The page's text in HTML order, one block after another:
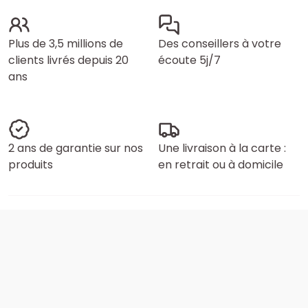
Plus de 3,5 millions de
clients livrés depuis 20
ans
Des conseillers à votre
écoute 5j/7
2 ans de garantie sur nos
produits
Une livraison à la carte :
en retrait ou à domicile